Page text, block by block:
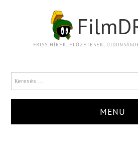
FRISS HÍREK, ELŐZETESEK,
MENU